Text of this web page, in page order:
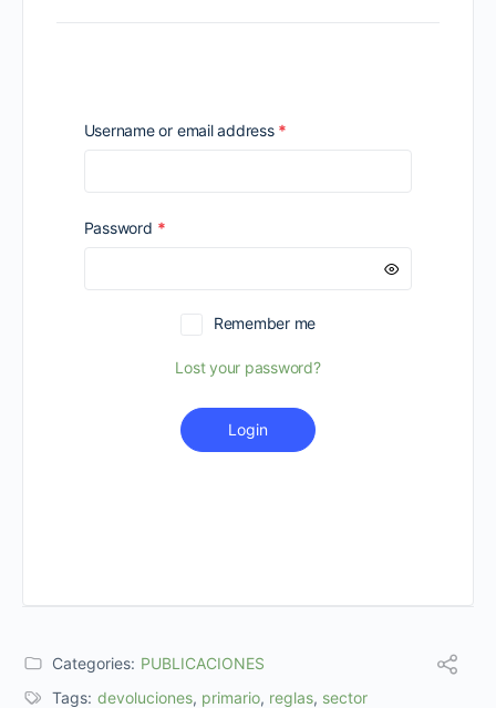
Username or email address *
Password *Required
Remember me
Lost your password?
Login
Categories: PUBLICACIONES
Tags: devoluciones, primario, reglas, sector